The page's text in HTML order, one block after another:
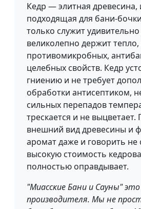
Кедр — элитная древесина,
подходящая для бани-
только служит
великолепно держит
противомикробных,
целебных свойств. Кедр
гниению и не требует
обработки антисептиком,
сильных перепадов
трескается и не
внешний вид древесины и
аромат даже и говорить не
высокую стоимость
полностью оправдывает.
"Миасские Бани и Сауны"
производителя. Мы не